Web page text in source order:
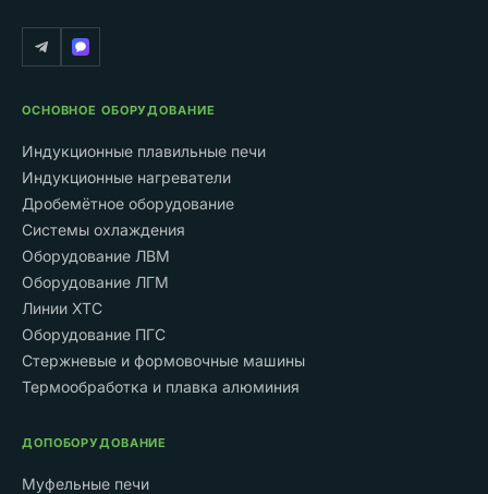
ОСНОВНОЕ ОБОРУДОВАНИЕ
Индукционные плавильные печи
Индукционные нагреватели
Дробемётное оборудование
Системы охлаждения
Оборудование ЛВМ
Оборудование ЛГМ
Линии ХТС
Оборудование ПГС
Стержневые и формовочные машины
Термообработка и плавка алюминия
ДОПОБОРУДОВАНИЕ
Муфельные печи